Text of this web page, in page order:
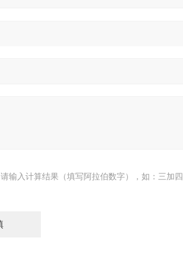
请输入计算结果（填写阿拉伯数字），如：三加